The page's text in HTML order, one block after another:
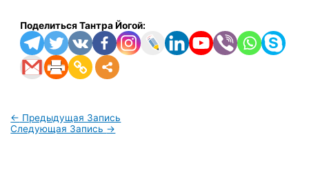
Поделиться Тантра Йогой:
← Предыдущая Запись
Следующая Запись →